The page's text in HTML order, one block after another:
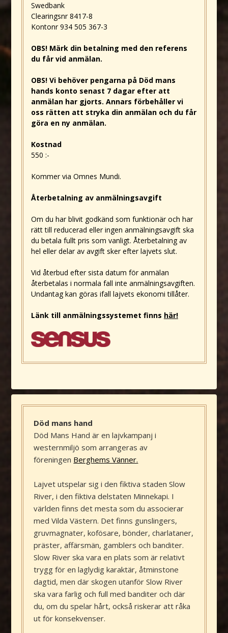
Swedbank
Clearingsnr 8417-8
Kontonr 934 505 367-3
OBS! Märk din betalning med den referens
du får vid anmälan.
OBS! Vi behöver pengarna på Död mans
hands konto senast 7 dagar efter att
anmälan har gjorts. Annars förbehåller vi
oss rätten att stryka din anmälan och du får
göra en ny anmälan.
Kostnad
550 :-
Kommer via Omnes Mundi.
Återbetalning av anmälningsavgift
Om du har blivit godkänd som funktionär och har
rätt till reducerad eller ingen anmälningsavgift ska
du betala fullt pris som vanligt. Återbetalning av
hel eller delar av avgift sker efter lajvets slut.
Vid återbud efter sista datum för anmälan
återbetalas i normala fall inte anmälningsavgiften.
Undantag kan göras ifall lajvets ekonomi tillåter.
Länk till anmälningssystemet finns här!
Död mans hand
Död Mans Hand är en lajvkampanj i
westernmiljö som arrangeras av
föreningen Berghems Vänner.
Lajvet utspelar sig i den fiktiva staden Slow
River, i den fiktiva delstaten Minnekapi. I
världen finns det mesta som du associerar
med Vilda Västern. Det finns gunslingers,
gruvmagnater, kofösare, bönder, charlataner,
präster, affärsmän, gamblers och banditer.
Slow River ska vara en plats som är relativt
trygg för en laglydig karaktär, åtminstone
dagtid, men där skogen utanför Slow River
ska vara farlig och full med banditer och där
du, om du spelar hårt, också riskerar att råka
ut för konsekvenser.